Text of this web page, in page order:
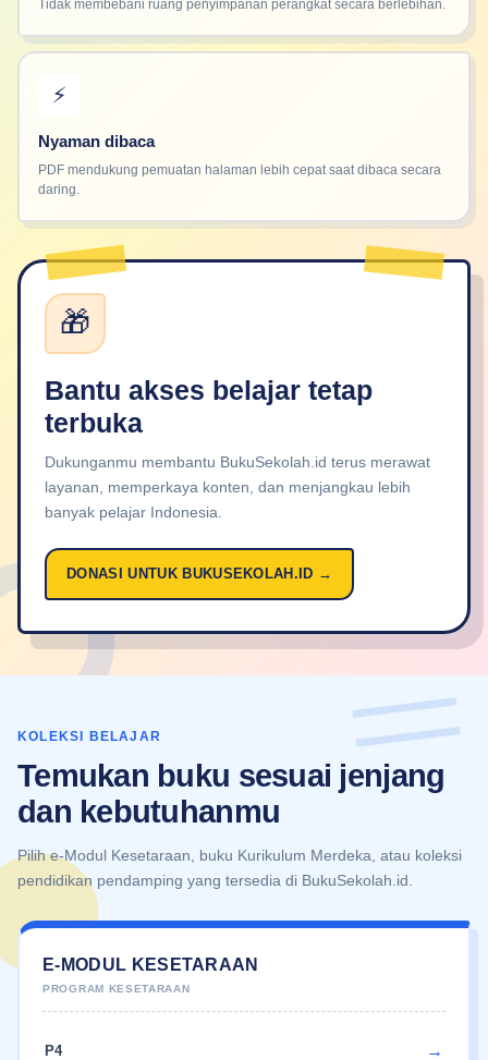
Tidak membebani ruang penyimpanan perangkat secara berlebihan.
⚡
Nyaman dibaca
PDF mendukung pemuatan halaman lebih cepat saat dibaca secara
daring.
🎁
Bantu akses belajar tetap
terbuka
Dukunganmu membantu BukuSekolah.id terus merawat
layanan, memperkaya konten, dan menjangkau lebih
banyak pelajar Indonesia.
DONASI UNTUK BUKUSEKOLAH.ID →
KOLEKSI BELAJAR
Temukan buku sesuai jenjang
dan kebutuhanmu
Pilih e-Modul Kesetaraan, buku Kurikulum Merdeka, atau koleksi
pendidikan pendamping yang tersedia di BukuSekolah.id.
E-MODUL KESETARAAN
P4